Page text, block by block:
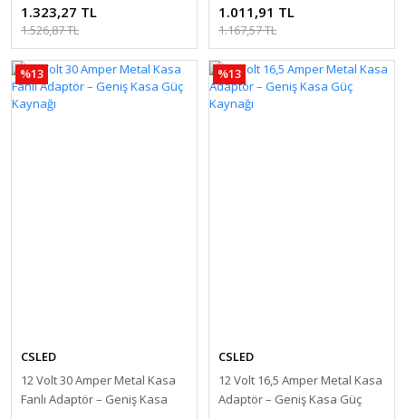
1.323,27 TL
1.526,87 TL
1.011,91 TL
1.167,57 TL
%13
CSLED
12 Volt 30 Amper Metal Kasa
Fanlı Adaptör – Geniş Kasa
%13
CSLED
12 Volt 16,5 Amper Metal Kasa
Adaptör – Geniş Kasa Güç